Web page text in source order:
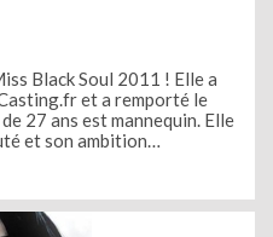
Black Soul 2011 ! Elle a
et a remporté le
27 ans est mannequin. Elle
et son ambition